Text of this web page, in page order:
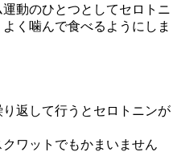
動のひとつとしてセロトニ
く噛んで食べるようにしま
返して行うとセロトニンが
ワットでもかまいません